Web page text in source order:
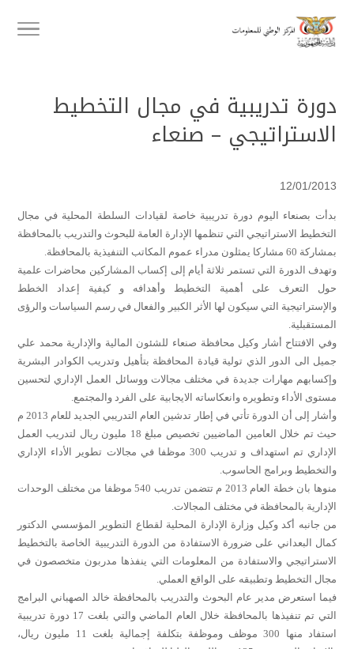
دورة تدريبية في مجال التخطيط
الاستراتيجي – صنعاء
12/01/2013
بدأت بصنعاء اليوم دورة تدريبية خاصة لقيادات السلطة المحلية في مجال
التخطيط الاستراتيجي التي تنظمها الإدارة العامة للبحوث والتدريب بالمحافظة
بمشاركة 60 مشاركا يمثلون مدراء عموم المكاتب التنفيذية بالمحافظة.
وتهدف الدورة التي تستمر ثلاثة أيام إلى إكساب المشاركين محاضرات علمية
حول التعرف على أهمية التخطيط وأهدافه و كيفية إعداد الخطط
والإستراتيجية التي سيكون لها الأثر الكبير والفعال في رسم السياسات والرؤى
المستقبلية.
وفي الافتتاح أشار وكيل محافظة صنعاء للشئون المالية والإدارية محمد علي
جميل الى الدور الذي تولية قيادة المحافظة بتأهيل وتدريب الكوادر البشرية
وإكسابهم مهارات جديدة في مختلف مجالات ووسائل العمل الإداري لتحسين
مستوى الأداء وتطويره وانعكاساته الايجابية على الفرد والمجتمع.
وأشار إلى أن الدورة تأتي في إطار تدشين العام التدريبي الجديد للعام 2013 م
حيث تم خلال العامين الماضيين تخصيص مبلغ 18 مليون ريال لتدريب العمل
الإداري تم استهداف و تدريب 300 موظفا في مجالات تطوير الأداء الإداري
والتخطيط وبرامج الحاسوب.
منوها بان خطة العام 2013 م تتضمن تدريب 540 موظفا من مختلف الوحدات
الإدارية بالمحافظة في مختلف المجالات.
من جانبه أكد وكيل وزارة الإدارة المحلية لقطاع التطوير المؤسسي الدكتور
كمال البعداني على ضرورة الاستفادة من الدورة التدريبية الخاصة بالتخطيط
الاستراتيجي والاستفادة من المعلومات التي ينفذها مدربون متخصصون في
مجال التخطيط وتطبيقه على الواقع العملي.
فيما استعرض مدير عام البحوث والتدريب بالمحافظة خالد الصهباني البرامج
التي تم تنفيذها بالمحافظة خلال العام الماضي والتي بلغت 17 دورة تدريبية
استفاد منها 300 موظف وموظفة بتكلفة إجمالية بلغت 11 مليون ريال،